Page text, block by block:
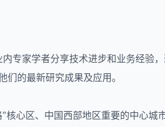
专家学者分享技术进步和业务经验
的最新研究成果及应用。
心区、中国西部地区重要的中心城